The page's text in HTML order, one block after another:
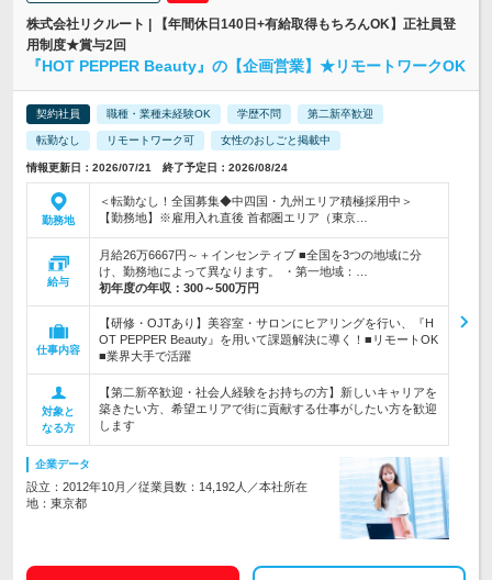
株式会社リクルート | 【年間休日140日+有給取得もちろんOK】正社員登
用制度★賞与2回
『HOT PEPPER Beauty』の【企画営業】★リモートワークOK
契約社員 職種・業種未経験OK 学歴不問 第二新卒歓迎
転勤なし リモートワーク可 女性のおしごと掲載中
情報更新日：2026/07/21 終了予定日：2026/08/24
勤務地
＜転勤なし！全国募集◆中四国・九州エリア積極採用中＞
【勤務地】※雇用入れ直後 首都圏エリア（東京…
給与
月給26万6667円～＋インセンティブ ■全国を3つの地域に分
け、勤務地によって異なります。 ・第一地域：…
初年度の年収： 300～500万円
仕事内容
【研修・OJTあり】美容室・サロンにヒアリングを行い、『H
OT PEPPER Beauty』を用いて課題解決に導く！■リモートOK
■業界大手で活躍
対象と
なる方
【第二新卒歓迎・社会人経験をお持ちの方】新しいキャリアを
築きたい方、希望エリアで街に貢献する仕事がしたい方を歓迎
します
企業データ
設立：2012年10月／従業員数：14,192人／本社所在
地：東京都